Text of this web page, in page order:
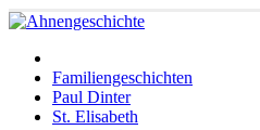
Familiengeschichten
Paul Dinter
St. Elisabeth